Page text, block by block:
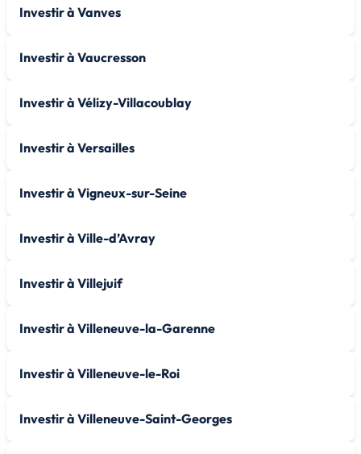
Investir à Vanves
Investir à Vaucresson
Investir à Vélizy-Villacoublay
Investir à Versailles
Investir à Vigneux-sur-Seine
Investir à Ville-d’Avray
Investir à Villejuif
Investir à Villeneuve-la-Garenne
Investir à Villeneuve-le-Roi
Investir à Villeneuve-Saint-Georges